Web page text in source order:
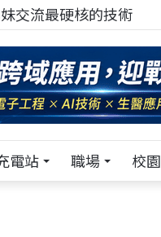
交流最硬核的技術
電站 職場 校園